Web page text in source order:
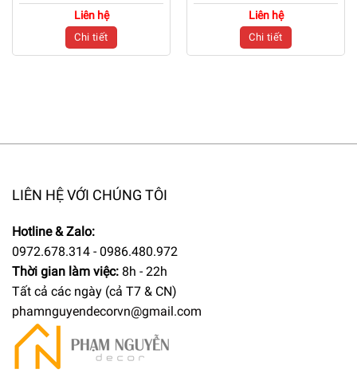
Văn Phòng, Nhà Cửa – Cao
3m3 – Mã: PN-CG0218
Liên hệ
Chi tiết
Văn Phòng, Nhà Cửa – Cao
3m – Mã: PN-CG0216
Liên hệ
Chi tiết
LIÊN HỆ VỚI CHÚNG TÔI
Hotline & Zalo:
0972.678.314 - 0986.480.972
Thời gian làm việc: 8h - 22h
Tất cả các ngày (cả T7 & CN)
phamnguyendecorvn@gmail.com